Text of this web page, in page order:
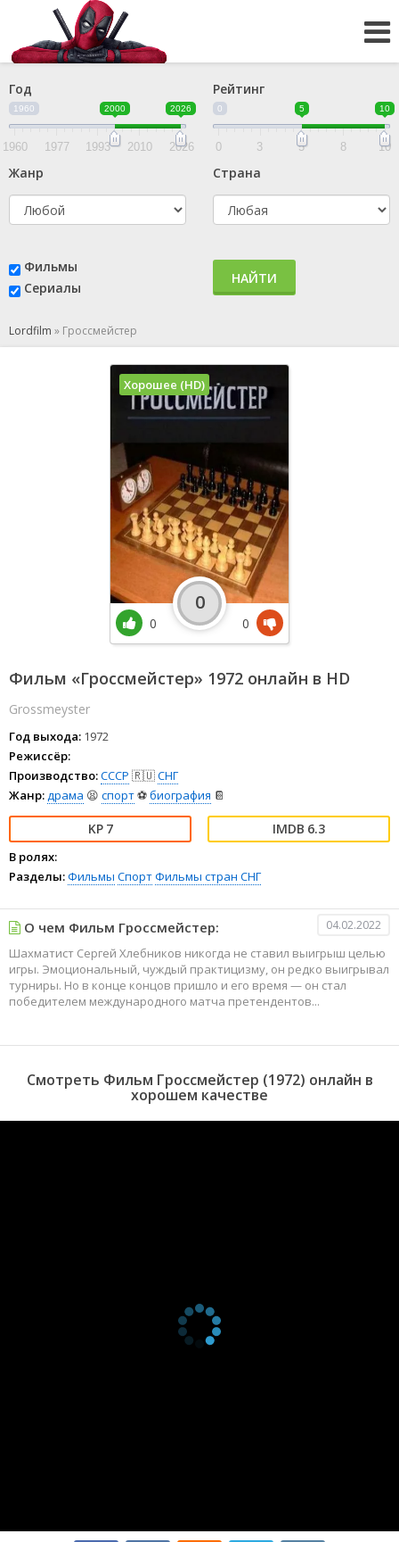
Год
1960 2000 2026
1960 1977 1993 2010 2026
Рейтинг
0 5 10
0 3 5 8 10
Жанр Страна
Фильмы
Сериалы
НАЙТИ
Lordfilm » Гроссмейстер
Фильм «Гроссмейстер» 1972 онлайн в HD
Grossmeyster
Год выхода: 1972
Режиссёр:
Производство:СССР 🇷🇺СНГ
Жанр:драма 😫 спорт⚽биография 📔
7 6.3
В ролях:
Разделы:Фильмы СпортФильмы стран СНГ
Хорошее (HD)
0
0
0
О чем Фильм Гроссмейстер: 04.02.2022
Шахматист Сергей Хлебников никогда не ставил выигрыш целью
игры. Эмоциональный, чуждый практицизму, он редко выигрывал
турниры. Но в конце концов пришло и его время — он стал
победителем международного матча претендентов...
Смотреть Фильм Гроссмейстер (1972) онлайн в
хорошем качестве